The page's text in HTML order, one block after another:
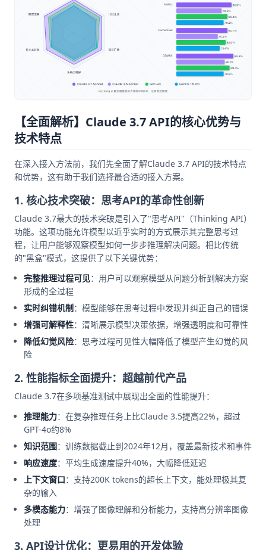
【全面解析】Claude 3.7 API的核心优势与
技术特点
在深入接入方法前，我们先全面了解Claude 3.7 API的技术特点
和优势，这有助于我们选择最合适的接入方案。
1. 核心技术突破：思考API的革命性创新
Claude 3.7最大的技术突破是引入了"思考API"（Thinking API）
功能。这项功能允许模型以近乎实时的方式展示其完整思考过
程，让用户能够观察模型如何一步步推理解决问题。相比传统
的"黑盒"模式，这提供了以下关键优势：
完整推理过程可见：用户可以观察模型从问题分析到解决方案
形成的全过程
实时纠错机制 ：模型能够在思考过程中发现并纠正自己的错误
增强可解释性：清晰展示模型决策依据，增强透明度和可靠性
降低幻觉风险：思考过程可见性大幅降低了模型产生幻觉的风
险
2. 性能指标全面提升：超越前代产品
Claude 3.7在多项基准测试中展现出全面的性能提升：
推理能力：在复杂推理任务上比Claude 3.5提高22%，超过
GPT-4o约8%
知识范围：训练数据截止到2024年12月，覆盖最新技术和事件
响应速度：平均生成速度提升40%，大幅降低延迟
上下文窗口：支持200K tokens的超长上下文，能处理极其复
杂的输入
多模态能力：增强了图像理解和分析能力，支持高分辨率图像
处理
3. API设计优化：更易用的开发体验